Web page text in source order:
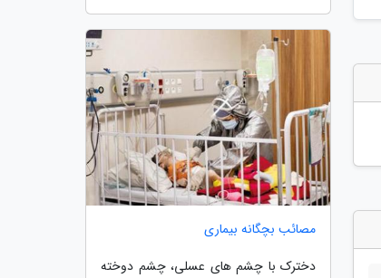
مصائب بچگانه بیماری
دخترک با چشم های عسلی، چشم دوخته